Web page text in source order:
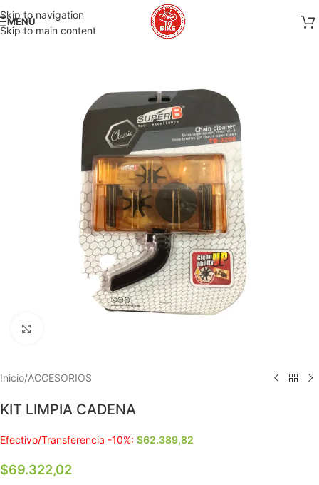
Skip to navigation
Skip to main content
MENÚ
Inicio/ACCESORIOS
KIT LIMPIA CADENA
Efectivo/Transferencia -10%: $62.389,82
$69.322,02